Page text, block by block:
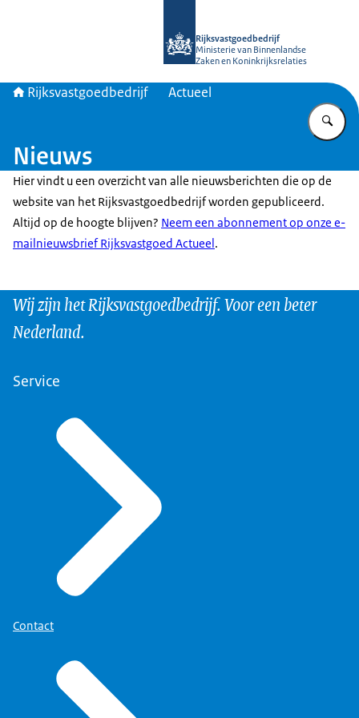
Rijksvastgoedbedrijf
Ministerie van Binnenlandse
Zaken en Koninkrijksrelaties
Rijksvastgoedbedrijf Actueel
Nieuws
Hier vindt u een overzicht van alle nieuwsberichten die op de
website van het Rijksvastgoedbedrijf worden gepubliceerd.
Altijd op de hoogte blijven? Neem een abonnement op onze e-
mailnieuwsbrief Rijksvastgoed Actueel.
Wij zijn het Rijksvastgoedbedrijf. Voor een beter
Nederland.
Service
Contact